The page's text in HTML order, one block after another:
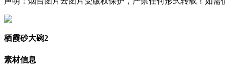
栖霞砂大碗2
素材信息